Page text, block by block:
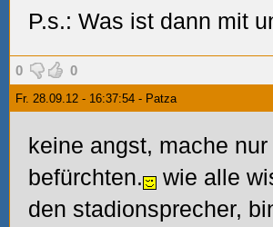
P.s.: Was ist dann mit
0 0
Fr. 28.09.12 - 16:37:54 - Patza
keine angst, mache
befürchten.
wie alle
den stadionsprecher,